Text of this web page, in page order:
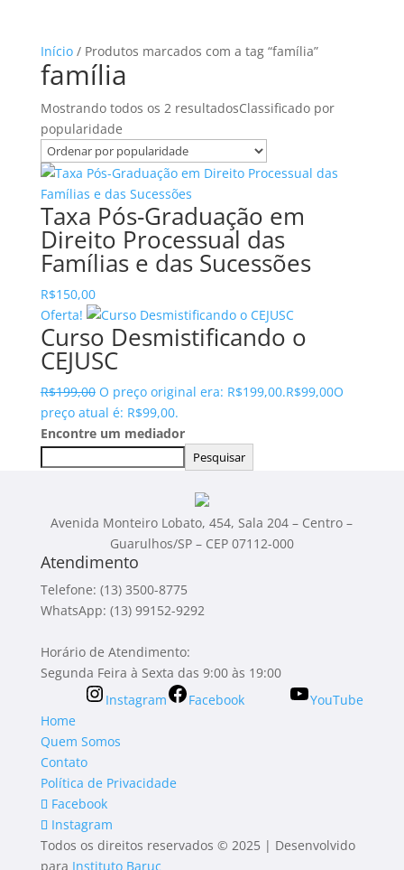
Início/ Produtos marcados com a tag “família”
família
Mostrando todos os 2 resultadosClassificado por
popularidade
Taxa Pós-Graduação em
Direito Processual das
Famílias e das Sucessões
R$150,00
Oferta!
Curso Desmistificando o
CEJUSC
R$199,00 O preço original era: R$199,00.R$99,00O
preço atual é: R$99,00.
Encontre um mediador
Pesquisar
Avenida Monteiro Lobato, 454, Sala 204 – Centro –
Guarulhos/SP – CEP 07112-000
Atendimento
Telefone: (13) 3500-8775
WhatsApp: (13) 99152-9292
Horário de Atendimento:
Segunda Feira à Sexta das 9:00 às 19:00
Instagram
Facebook
YouTube
Home
Quem Somos
Contato
Política de Privacidade
Facebook
Instagram
Todos os direitos reservados © 2025 | Desenvolvido
para Instituto Baruc